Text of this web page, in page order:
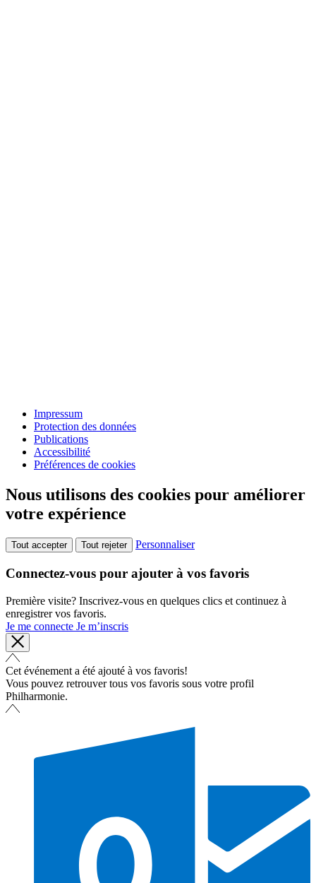
Impressum
Protection des données
Publications
Accessibilité
Préférences de cookies
Nous utilisons des cookies pour améliorer
votre expérience
Tout accepter Tout rejeter Personnaliser
Connectez-vous pour ajouter à vos favoris
Première visite? Inscrivez-vous en quelques clics et continuez à
enregistrer vos favoris.
Je me connecte Je m’inscris
Cet événement a été ajouté à vos favoris!
Vous pouvez retrouver tous vos favoris sous votre profil
Philharmonie.